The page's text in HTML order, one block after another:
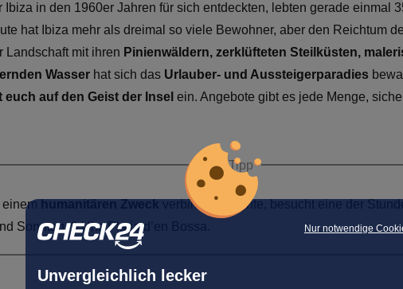
Nur notwendige
Unvergleichlich lecker
in den 1960er Jahren für sich entdeckten, lebten gerade einmal
hat Ibiza mehr als dreimal so viele Bewohner, aber den Reichtum
Landschaft mit ihren Pinienwäldern, zerklüfteten Steilküsten,
Wasser hat sich das Urlauber- und Aussteigerparadies
euch auf den Geist der Insel ein. Angebote gibt es jede Menge,
Tipp
einem
verbinden möchte, besucht eine der
Sonntag, 9 Uhr, Platja d’en Bossa.